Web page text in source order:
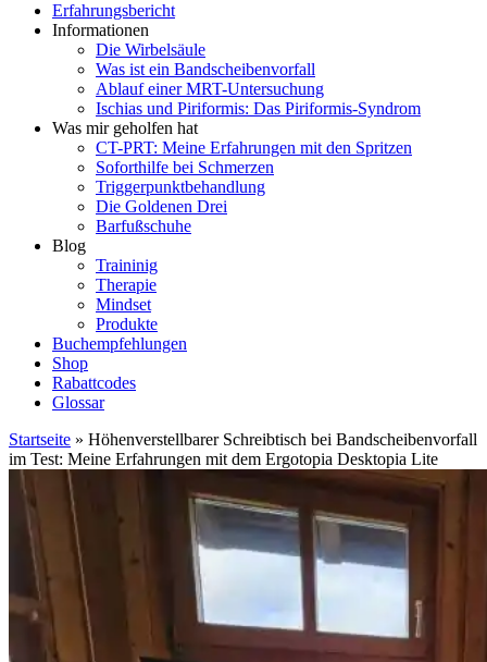
Erfahrungsbericht
Informationen
Die Wirbelsäule
Was ist ein Bandscheibenvorfall
Ablauf einer MRT-Untersuchung
Ischias und Piriformis: Das Piriformis-Syndrom
Was mir geholfen hat
CT-PRT: Meine Erfahrungen mit den Spritzen
Soforthilfe bei Schmerzen
Triggerpunktbehandlung
Die Goldenen Drei
Barfußschuhe
Blog
Traininig
Therapie
Mindset
Produkte
Buchempfehlungen
Shop
Rabattcodes
Glossar
Startseite » Höhenverstellbarer Schreibtisch bei Bandscheibenvorfall
im Test: Meine Erfahrungen mit dem Ergotopia Desktopia Lite